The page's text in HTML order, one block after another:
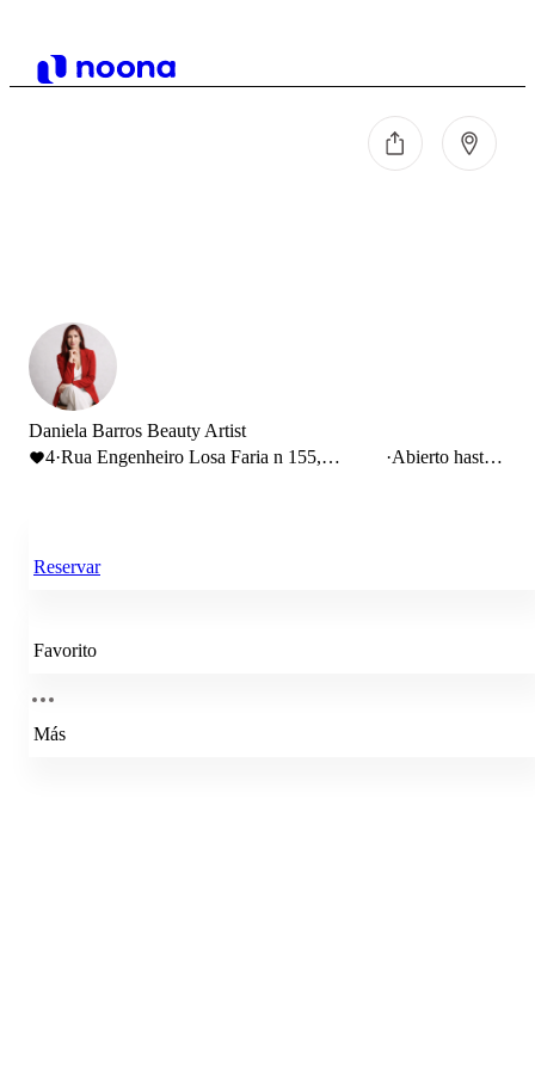
Daniela Barros Beauty Artist
4·Rua Engenheiro Losa Faria n 155,
·Abierto hasta
Reservar
Favorito
Más